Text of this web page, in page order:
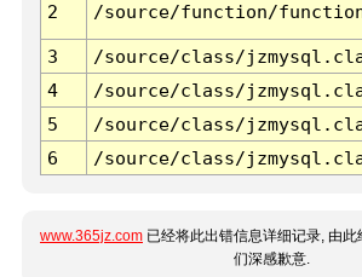
2 /source/function/
3 /source/class/
4
/source/class/
5
/source/class/
6
/source/class/
www.365jz.com 已经将此出错信息详细记录, 由
们深感歉意.